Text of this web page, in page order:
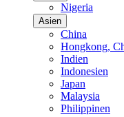
Nigeria
Asien
China
Hongkong,
Indien
Indonesien
Japan
Malaysia
Philippinen